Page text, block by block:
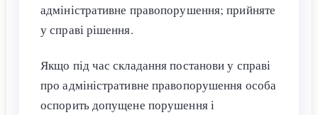
адміністративне правопорушення; прийняте
у справі рішення.
Якщо під час складання постанови у справі
про адміністративне правопорушення особа
оспорить допущене порушення і